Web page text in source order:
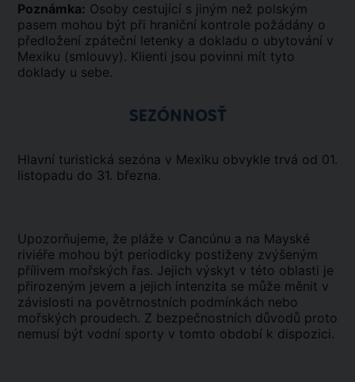
Poznámka: Osoby cestující s jiným než polským
pasem mohou být při hraniční kontrole požádány o
předložení zpáteční letenky a dokladu o ubytování v
Mexiku (smlouvy). Klienti jsou povinni mít tyto
doklady u sebe.
SEZÓNNOSŤ
Hlavní turistická sezóna v Mexiku obvykle trvá od 01.
listopadu do 31. března.
Upozorňujeme, že pláže v Cancúnu a na Mayské
riviéře mohou být periodicky postiženy zvýšeným
přílivem mořských řas. Jejich výskyt v této oblasti je
přirozeným jevem a jejich intenzita se může měnit v
závislosti na povětrnostních podmínkách nebo
mořských proudech. Z bezpečnostních důvodů proto
nemusí být vodní sporty v tomto období k dispozici.